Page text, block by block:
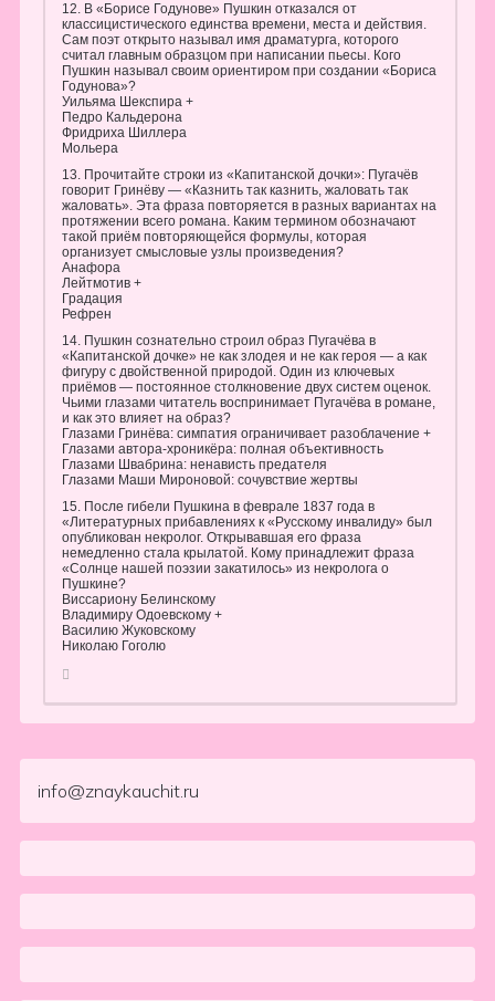
12. В «Борисе Годунове» Пушкин отказался от
классицистического единства времени, места и действия.
Сам поэт открыто называл имя драматурга, которого
считал главным образцом при написании пьесы. Кого
Пушкин называл своим ориентиром при создании «Бориса
Годунова»?
Уильяма Шекспира +
Педро Кальдерона
Фридриха Шиллера
Мольера
13. Прочитайте строки из «Капитанской дочки»: Пугачёв
говорит Гринёву — «Казнить так казнить, жаловать так
жаловать». Эта фраза повторяется в разных вариантах на
протяжении всего романа. Каким термином обозначают
такой приём повторяющейся формулы, которая
организует смысловые узлы произведения?
Анафора
Лейтмотив +
Градация
Рефрен
14. Пушкин сознательно строил образ Пугачёва в
«Капитанской дочке» не как злодея и не как героя — а как
фигуру с двойственной природой. Один из ключевых
приёмов — постоянное столкновение двух систем оценок.
Чьими глазами читатель воспринимает Пугачёва в романе,
и как это влияет на образ?
Глазами Гринёва: симпатия ограничивает разоблачение +
Глазами автора-хроникёра: полная объективность
Глазами Швабрина: ненависть предателя
Глазами Маши Мироновой: сочувствие жертвы
15. После гибели Пушкина в феврале 1837 года в
«Литературных прибавлениях к «Русскому инвалиду» был
опубликован некролог. Открывавшая его фраза
немедленно стала крылатой. Кому принадлежит фраза
«Солнце нашей поэзии закатилось» из некролога о
Пушкине?
Виссариону Белинскому
Владимиру Одоевскому +
Василию Жуковскому
Николаю Гоголю
info@znaykauchit.ru